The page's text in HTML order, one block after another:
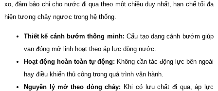
xo, đảm bảo chỉ cho nước đi qua theo một chiều duy nhất, hạn chế tối đa
hiện tượng chảy ngược trong hệ thống.
Thiết kế cánh bướm thông minh: Cấu tạo dạng cánh bướm giúp
van đóng mở linh hoạt theo áp lực dòng nước.
Hoạt động hoàn toàn tự động: Không cần tác động lực bên ngoài
hay điều khiển thủ công trong quá trình vận hành.
Nguyên lý mở theo dòng chảy: Khi có lưu chất đi qua, áp lực